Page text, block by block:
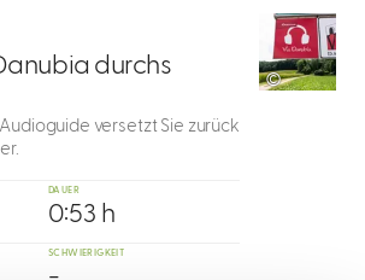
durchs
©
versetzt Sie zurück
DAUER
0:53 h
SCHWIERIGKEIT